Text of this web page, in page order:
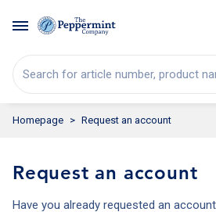
Search for article number,
Homepage Request an account
Request an account
Have you already requested an